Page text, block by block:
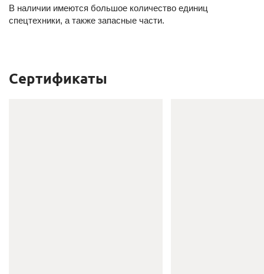
В наличии имеются большое количество единиц
спецтехники, а также запасные части.
Сертификаты